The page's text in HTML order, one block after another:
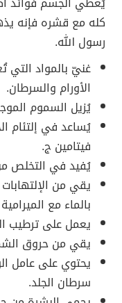
كله مع قشره فإنه
رسول الله.
غنيّ بالمواد التي
الأورام والسرطان.
يُزيل السموم
يُساعد في إلتئام
فيتامين ج.
يُفيد في التخلص
يقي من
بالماء مع
يعمل على ترطيب
يقي من حروق
يحتوي على عامل
سرطان الجلد.